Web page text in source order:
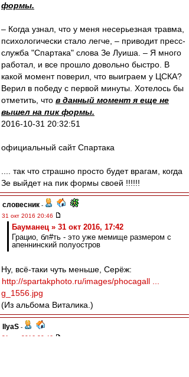
формы.
– Когда узнал, что у меня несерьезная травма,
психологически стало легче, – приводит пресс-
служба "Спартака" слова Зе Луиша. – Я много
работал, и все прошло довольно быстро. В
какой момент поверил, что выиграем у ЦСКА?
Верил в победу с первой минуты. Хотелось бы
отметить, что в данный момент я еще не
вышел на пик формы.
2016-10-31 20:32:51
официальный сайт Спартака
.... так что страшно просто будет врагам, когда
Зе выйдет на пик формы своей !!!!!!
словесник -
31 окт 2016 20:46
Бауманец » 31 окт 2016, 17:42
Грацио, бл#ть - это уже мемище размером с
апеннинский полуостров
Ну, всё-таки чуть меньше, Серёж:
http://spartakphoto.ru/images/phocagall ...
g_1556.jpg
(Из альбома Виталика.)
IlyaS -
31 окт 2016 20:46